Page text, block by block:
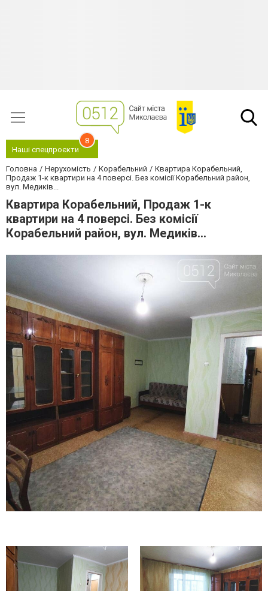
Наші спецпроєкти
8
Головна Нерухомість Корабельний
Квартира Корабельний,
Продаж 1-к квартири на 4 поверсі. Без комісії Корабельний район,
вул. Медиків...
Квартира Корабельний, Продаж 1-к
квартири на 4 поверсі. Без комісії
Корабельний район, вул. Медиків...